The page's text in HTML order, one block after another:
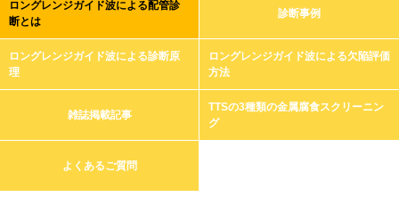
ロングレンジガイド波による配管診
断とは
診断事例
ロングレンジガイド波による診断原
理
ロングレンジガイド波による欠陥評価
方法
雑誌掲載記事
TTSの3種類の金属腐食スクリーニン
グ
よくあるご質問